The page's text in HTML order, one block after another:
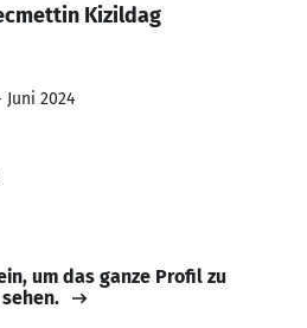
Kizildag
Juni 2024
um das ganze Profil zu
sehen.